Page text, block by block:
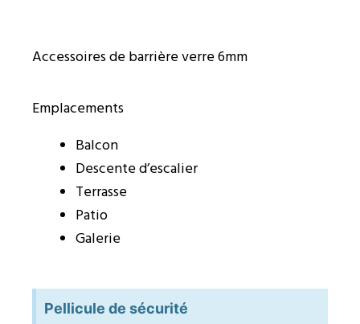
Accessoires de barrière verre 6mm
Emplacements
Balcon
Descente d’escalier
Terrasse
Patio
Galerie
Pellicule de sécurité